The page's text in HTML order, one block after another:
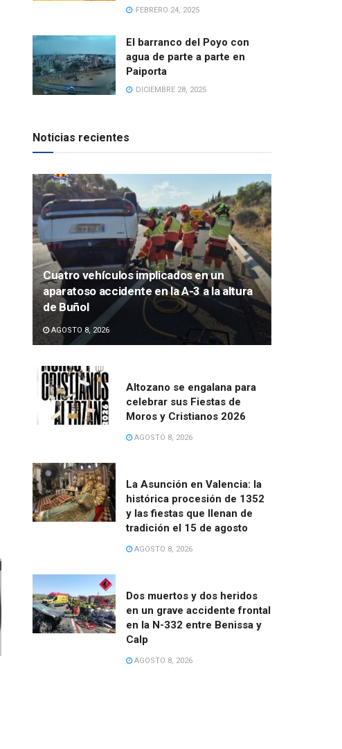
FEBRERO 24, 2025
El barranco del Poyo con
agua de parte a parte en
Paiporta
DICIEMBRE 28, 2025
Noticias recientes
Cuatro vehículos implicados en un
aparatoso accidente en la A-3 a la altura
de Buñol
AGOSTO 8, 2026
Altozano se engalana para
celebrar sus Fiestas de
Moros y Cristianos 2026
AGOSTO 8, 2026
La Asunción en Valencia: la
histórica procesión de 1352
y las fiestas que llenan de
tradición el 15 de agosto
AGOSTO 8, 2026
Dos muertos y dos heridos
en un grave accidente frontal
en la N-332 entre Benissa y
Calp
AGOSTO 8, 2026